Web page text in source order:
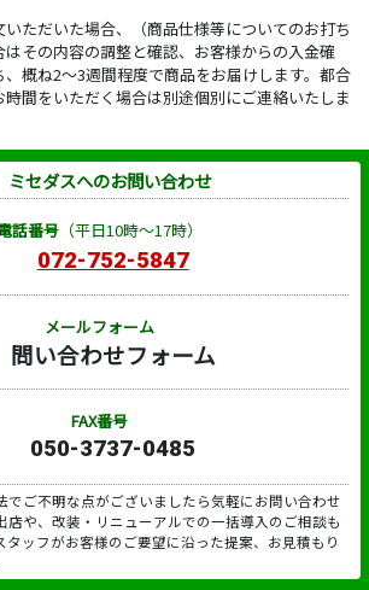
いただいた場合、（商品仕様等についてのお打ち
その内容の調整と確認、お客様からの入金確
概ね2～3週間程度で商品をお届けします。都合
時間をいただく場合は別途個別にご連絡いたしま
ミセダスへのお問い合わせ
話番号（平日10時～17時）
072-752-5847
メールフォーム
問い合わせフォーム
FAX番号
050-3737-0485
でご不明な点がございましたら気軽にお問い合わせ
店や、改装・リニューアルでの一括導入のご相談も
タッフがお客様のご要望に沿った提案、お見積もり